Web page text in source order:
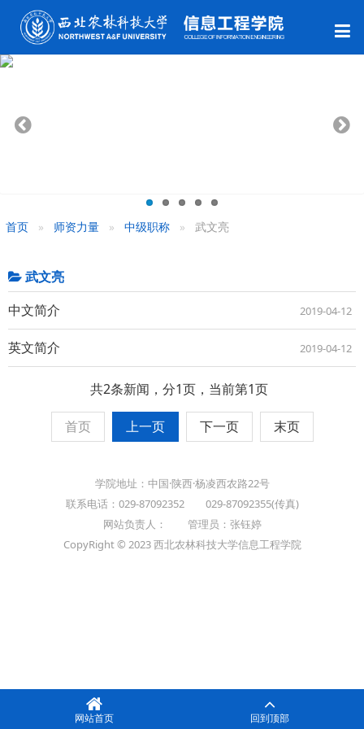
首页 师资力量 中级职称 武文亮
武文亮
中文简介
2019-04-12
英文简介 2019-04-12
共2条新闻，分1页，当前第1页
首页 上一页 下一页 末页
学院地址：中国·陕西·杨凌西农路22号
联系电话：029-87092352 029-87092355(传真)
网站负责人： 管理员：张钰婷
CopyRight © 2023 西北农林科技大学信息工程学院
网站首页 回到顶部